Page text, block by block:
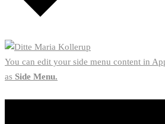
You can edit your side menu content in
as Side Menu.